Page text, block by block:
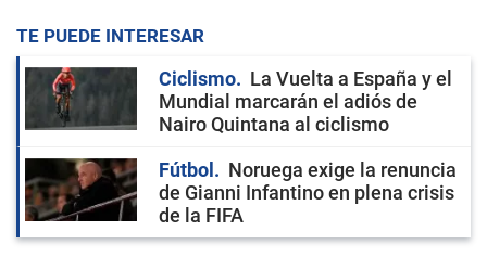
TE PUEDE INTERESAR
Ciclismo
La Vuelta a España y el
Mundial marcarán el adiós de
Nairo Quintana al ciclismo
Fútbol
Noruega exige la renuncia
de Gianni Infantino en plena crisis
de la FIFA